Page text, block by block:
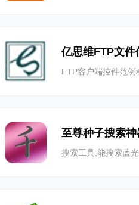
亿思维FTP文件
FTP客户端控件范例
至尊种子搜索神
搜索工具,能搜索蓝